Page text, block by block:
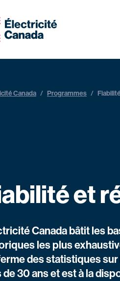
Canada / Programmes /
et
Canada bâtit les
les plus
des statistiques
de 30 ans et est à la